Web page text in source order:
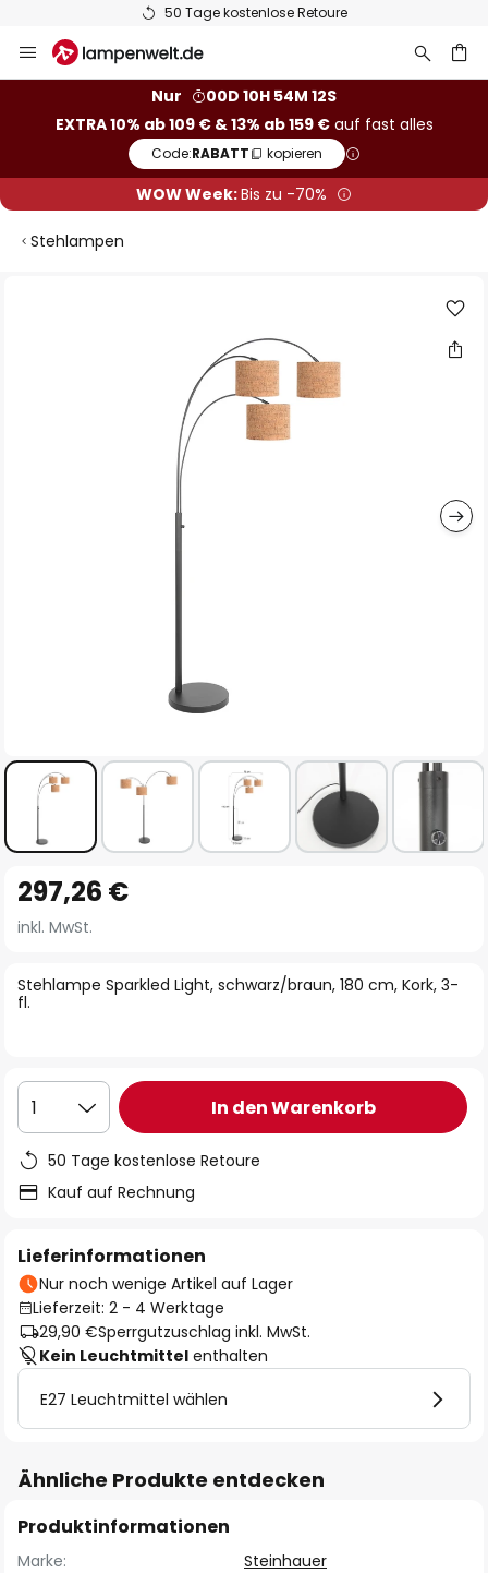
50 Tage kostenlose Retoure
Inhalt
Nur
00D 10H 54M 11S
EXTRA 10% ab 109 € & 13% ab 159 €auf fast alles
Code:RABATT kopieren
WOW Week:Bis zu -70%
Stehlampen
Anfang
der
springen
Stehlampe Sparkled Light, schwarz/braun, 180 cm, Kork, 3-
fl.
297,26 €
inkl. MwSt.
1 In den Warenkorb
50 Tage kostenlose Retoure
Kauf auf Rechnung
Lieferinformationen
Nur noch wenige Artikel auf Lager
Lieferzeit: 2 - 4 Werktage
29,90 €Sperrgutzuschlag inkl. MwSt.
Kein Leuchtmittel enthalten
E27 Leuchtmittel wählen
Ähnliche Produkte entdecken
Produktinformationen
Marke:
Steinhauer